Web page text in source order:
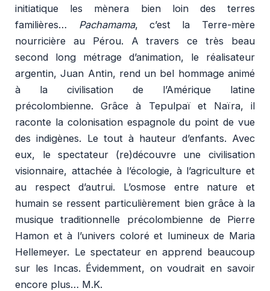
initiatique les mènera bien loin des terres
familières… Pachamama, c’est la Terre-mère
nourricière au Pérou. A travers ce très beau
second long métrage d’animation, le réalisateur
argentin, Juan Antin, rend un bel hommage animé
à la civilisation de l’Amérique latine
précolombienne. Grâce à Tepulpaï et Naïra, il
raconte la colonisation espagnole du point de vue
des indigènes. Le tout à hauteur d’enfants. Avec
eux, le spectateur (re)découvre une civilisation
visionnaire, attachée à l’écologie, à l’agriculture et
au respect d’autrui. L’osmose entre nature et
humain se ressent particulièrement bien grâce à la
musique traditionnelle précolombienne de Pierre
Hamon et à l’univers coloré et lumineux de Maria
Hellemeyer. Le spectateur en apprend beaucoup
sur les Incas. Évidemment, on voudrait en savoir
encore plus… M.K.